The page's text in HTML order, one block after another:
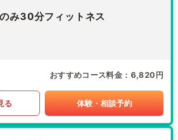
み30分フィットネス
おすすめコース料金 6,820円
る 体験・相談予約